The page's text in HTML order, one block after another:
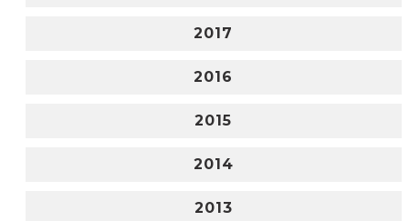
2017
2016
2015
2014
2013